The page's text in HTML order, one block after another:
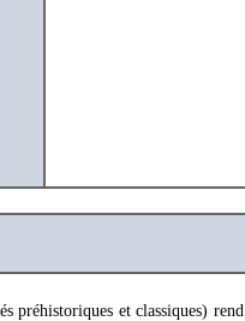
préhistoriques et classiques) rend